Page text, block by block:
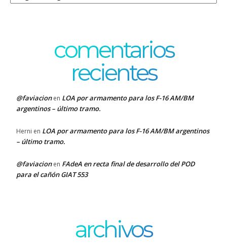
comentarios
recientes
@faviacionen LOA por armamento para los F-16 AM/BM
argentinos – último tramo.
Herni en LOA por armamento para los F-16 AM/BM argentinos
– último tramo.
@faviacionen FAdeA en recta final de desarrollo del POD
para el cañón GIAT 553
archivos